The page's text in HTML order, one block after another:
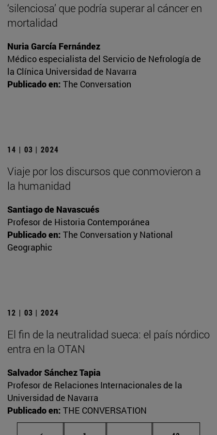
‘silenciosa’ que podría superar al cáncer en
mortalidad
Nuria García Fernández
Médico especialista del Servicio de Nefrología de
la Clínica Universidad de Navarra
Publicado en: The Conversation
14 | 03 | 2024
Viaje por los discursos que conmovieron a
la humanidad
Santiago de Navascués
Profesor de Historia Contemporánea
Publicado en: The Conversation y National
Geographic
12 | 03 | 2024
El fin de la neutralidad sueca: el país nórdico
entra en la OTAN
Salvador Sánchez Tapia
Profesor de Relaciones Internacionales de la
Universidad de Navarra
Publicado en: THE CONVERSATION